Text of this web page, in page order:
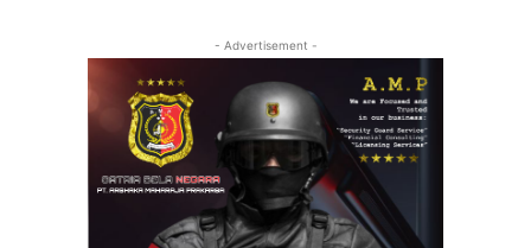
- Advertisement -